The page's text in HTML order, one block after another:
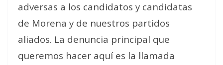
adversas a los candidatos y candidatas
de Morena y de nuestros partidos
aliados. La denuncia principal que
queremos hacer aquí es la llamada